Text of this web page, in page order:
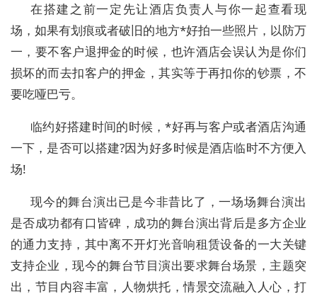
在搭建之前一定先让酒店负责人与你一起查看现
场，如果有划痕或者破旧的地方*好拍一些照片，以防万
一，要不客户退押金的时候，也许酒店会误认为是你们
损坏的而去扣客户的押金，其实等于再扣你的钞票，不
要吃哑巴亏。
临约好搭建时间的时候，*好再与客户或者酒店沟通
一下，是否可以搭建?因为好多时候是酒店临时不方便入
场!
现今的舞台演出已是今非昔比了，一场场舞台演出
是否成功都有口皆碑，成功的舞台演出背后是多方企业
的通力支持，其中离不开灯光音响租赁设备的一大关键
支持企业，现今的舞台节目演出要求舞台场景，主题突
出，节目内容丰富，人物烘托，情景交流融入人心，打